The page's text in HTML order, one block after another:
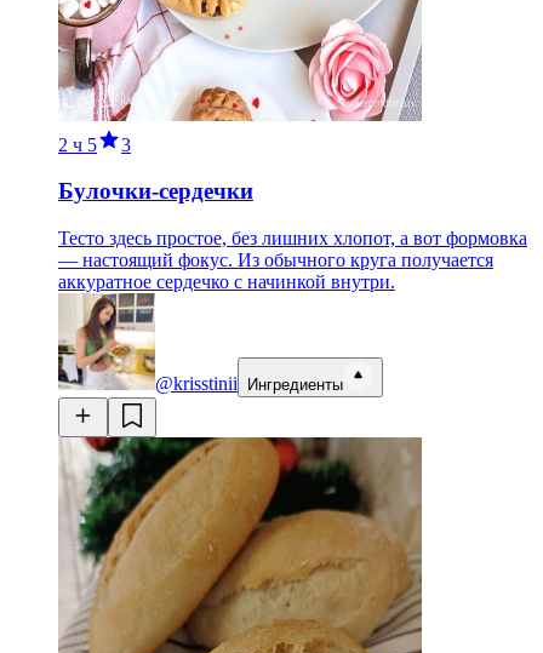
2 ч 5 3
Булочки-сердечки
Тесто здесь простое, без лишних хлопот, а вот формовка
— настоящий фокус. Из обычного круга получается
аккуратное сердечко с начинкой внутри.
@krisstinii Ингредиенты